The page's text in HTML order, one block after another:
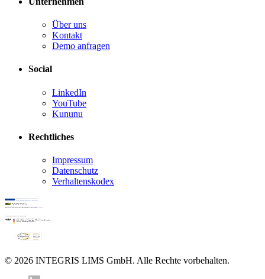
Über uns
Kontakt
Demo anfragen
Social
LinkedIn
YouTube
Kununu
Rechtliches
Impressum
Datenschutz
Verhaltenskodex
© 2026 INTEGRIS LIMS GmbH. Alle Rechte vorbehalten.